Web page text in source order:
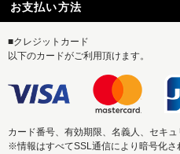
お支払い方法
■クレジットカード
以下のカードがご利用頂けます。
カード番号、有効期限、名義人、セキュ
※情報はすべてSSL通信により暗号化さ